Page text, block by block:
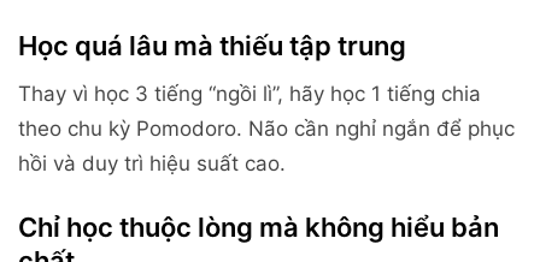
Học quá lâu mà thiếu tập trung
Thay vì học 3 tiếng “ngồi lì”, hãy học 1 tiếng chia
theo chu kỳ Pomodoro. Não cần nghỉ ngắn để phục
hồi và duy trì hiệu suất cao.
Chỉ học thuộc lòng mà không hiểu bản